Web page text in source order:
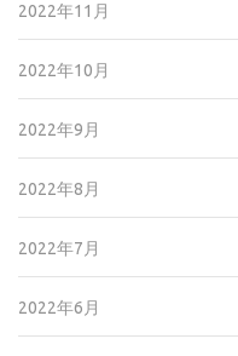
2022年11月
2022年10月
2022年9月
2022年8月
2022年7月
2022年6月